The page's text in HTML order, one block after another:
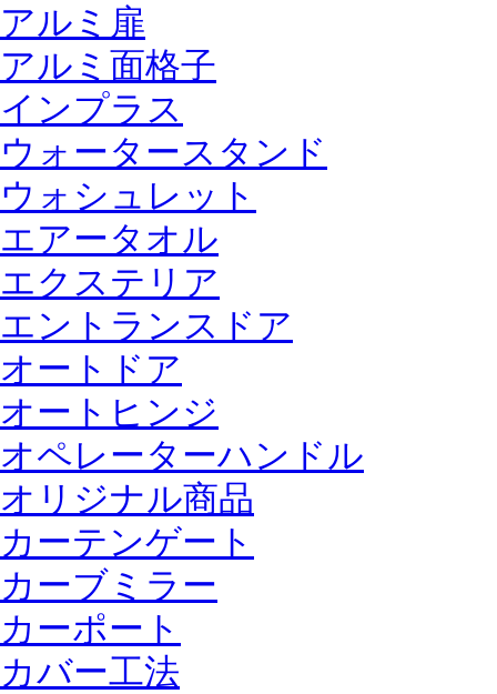
アルミ扉
アルミ面格子
インプラス
ウォータースタンド
ウォシュレット
エアータオル
エクステリア
エントランスドア
オートドア
オートヒンジ
オペレーターハンドル
オリジナル商品
カーテンゲート
カーブミラー
カーポート
カバー工法